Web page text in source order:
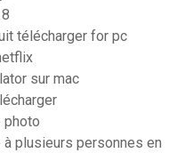
télécharger for pc
sur mac
photo
plusieurs personnes en